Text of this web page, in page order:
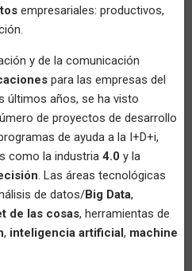
empresariales: productivos,
y de la comunicación
para las empresas del
últimos años, se ha visto
de proyectos de desarrollo
de ayuda a la I+D+i,
como la industria 4.0 y la
. Las áreas tecnológicas
de datos/Big Data,
de las cosas, herramientas de
, inteligencia artificial, machine